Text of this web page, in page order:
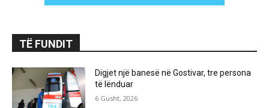
TË FUNDIT
Digjet një banesë në Gostivar, tre persona
të lënduar
6 Gusht, 2026